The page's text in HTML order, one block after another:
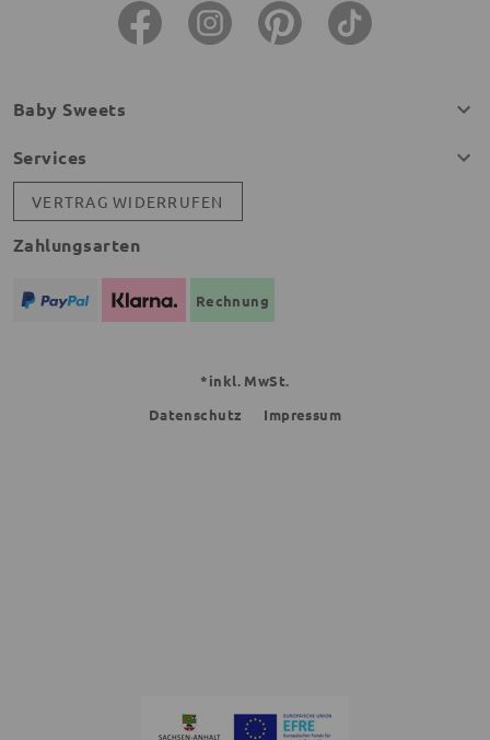
Baby Sweets
Services
VERTRAG WIDERRUFEN
Zahlungsarten
Rechnung
*inkl. MwSt.
Datenschutz
Impressum